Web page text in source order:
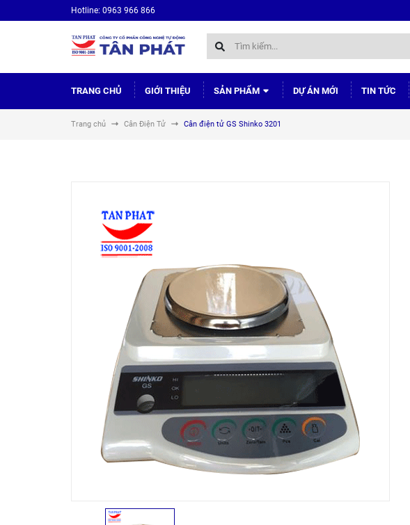
Hotline: 0963 966 866
TRANG CHỦ GIỚI THIỆU SẢN PHẨM DỰ ÁN MỚI TIN TỨC
Trang chủ Cân Điện Tử Cân điện tử GS Shinko 3201